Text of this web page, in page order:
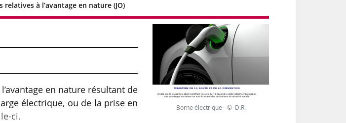
à l’avantage en nature (JO)
des dispositions
en nature résultant de
électrique, ou de la prise en
ci.
Borne électrique - © D.R.